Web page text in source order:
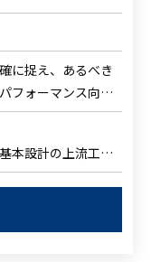
に捉え、あるべき
フォーマンス向上
据えた開発基盤の
、OIC環境におけ
グラム開発（要件
ト）
本設計の上流工程